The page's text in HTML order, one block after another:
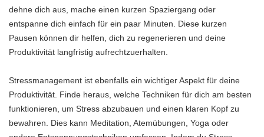
dehne dich aus, mache einen kurzen Spaziergang oder
entspanne dich einfach für ein paar Minuten. Diese kurzen
Pausen können dir helfen, dich zu regenerieren und deine
Produktivität langfristig aufrechtzuerhalten.
Stressmanagement ist ebenfalls ein wichtiger Aspekt für deine
Produktivität. Finde heraus, welche Techniken für dich am besten
funktionieren, um Stress abzubauen und einen klaren Kopf zu
bewahren. Dies kann Meditation, Atemübungen, Yoga oder